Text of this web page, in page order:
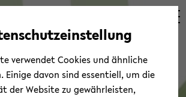
avoid
content
zum
wechseln
zum
wechseln
zum
wechseln
verwendet Cookies und ähnliche
Einige davon sind essentiell, um die
der Website zu gewährleisten,